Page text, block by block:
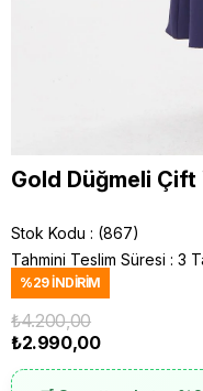
Gold Düğmeli Çift
Stok Kodu
(867)
Tahmini Teslim Süresi : 3
%29İNDIRIM
₺4.200,00
₺2.990,00